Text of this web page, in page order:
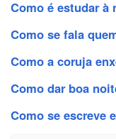
Como é estudar à
Como se fala
Como a coruja
Como dar boa
Como se escreve